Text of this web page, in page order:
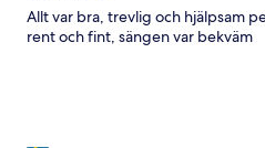
Allt var bra, trevlig och hjälpsam
rent och fint, sängen var bekväm